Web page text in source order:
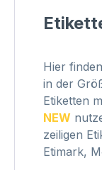
Hier
in der
Etiketten
NEW
zeiligen
Etimark,